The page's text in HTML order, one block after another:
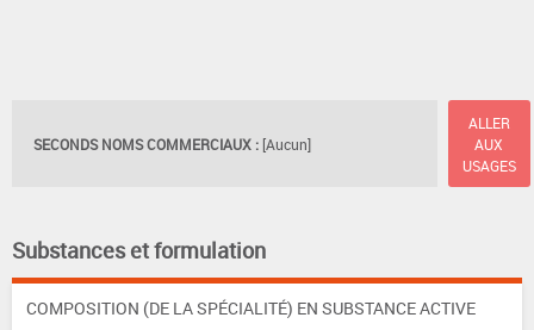
SECONDS NOMS COMMERCIAUX : [Aucun]
ALLER
AUX
USAGES
Substances et formulation
COMPOSITION (DE LA SPÉCIALITÉ) EN SUBSTANCE ACTIVE